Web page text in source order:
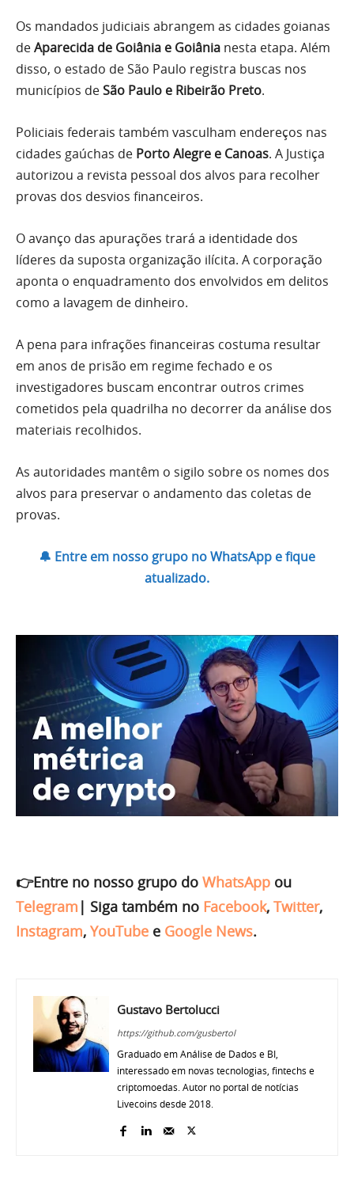
Os mandados judiciais abrangem as cidades goianas
deAparecida de Goiânia e Goiânia nesta etapa. Além
disso, o estado de São Paulo registra buscas nos
municípios deSão Paulo e Ribeirão Preto.
Policiais federais também vasculham endereços nas
cidades gaúchas de Porto Alegre e Canoas. A Justiça
autorizou a revista pessoal dos alvos para recolher
provas dos desvios financeiros.
O avanço das apurações trará a identidade dos
líderes da suposta organização ilícita. A corporação
aponta o enquadramento dos envolvidos em delitos
como a lavagem de dinheiro.
A pena para infrações financeiras costuma resultar
em anos de prisão em regime fechado e os
investigadores buscam encontrar outros crimes
cometidos pela quadrilha no decorrer da análise dos
materiais recolhidos.
As autoridades mantêm o sigilo sobre os nomes dos
alvos para preservar o andamento das coletas de
provas.
🔔 Entre em nosso grupo no WhatsApp e fique
atualizado.
👉Entre no nosso grupo do WhatsApp ou
Telegram | Siga também no Facebook, Twitter,
Instagram, YouTube e Google News.
Gustavo Bertolucci
https://github.com/gusbertol
Graduado em Análise de Dados e BI,
interessado em novas tecnologias, fintechs e
criptomoedas. Autor no portal de notícias
Livecoins desde 2018.